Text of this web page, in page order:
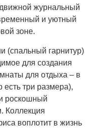
журнальный
и уютный
зоне.
(спальный гарнитур)
для создания
для отдыха – в
есть три размера),
роскошный
Коллекция
воплотит в жизнь